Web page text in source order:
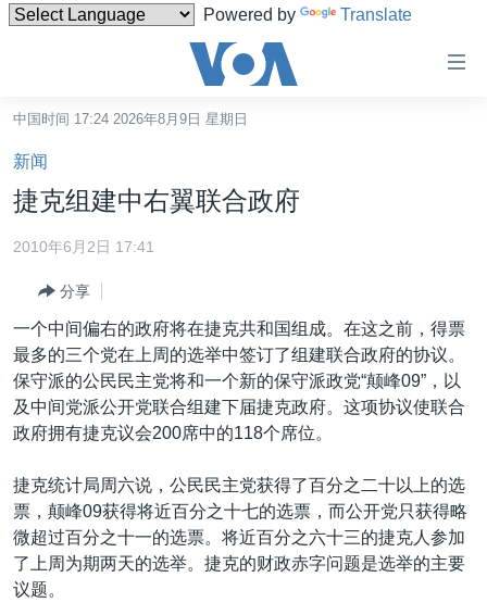
Powered by Translate
碍
链
接
跳
转
跳
到
导
跳
转
到
检
索
港澳
国际
最新国际新闻
印太
欧洲
非洲
美洲
分类新闻
经济·金融·贸易
科教·文娱·体健
军事
劳工
美中关系
白宫要闻
国会报道
美中关系
VOA视频
VOA今日焦点
中文广播
中国时间 17:24 2026年8月9日 星期日
新闻
捷克组建中右翼联合政府
2010年6月2日 17:41
分享
一个中间偏右的政府将在捷克共和国组成。在这之前，得票
最多的三个党在上周的选举中签订了组建联合政府的协议。
保守派的公民民主党将和一个新的保守派政党“颠峰09”，以
及中间党派公开党联合组建下届捷克政府。这项协议使联合
政府拥有捷克议会200席中的118个席位。
捷克统计局周六说，公民民主党获得了百分之二十以上的选
票，颠峰09获得将近百分之十七的选票，而公开党只获得略
微超过百分之十一的选票。将近百分之六十三的捷克人参加
了上周为期两天的选举。捷克的财政赤字问题是选举的主要
议题。